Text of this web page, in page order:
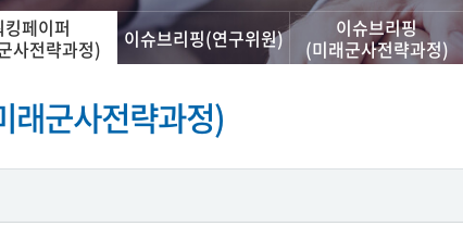
킹페이퍼
사전략과정)
이슈브리핑(연구위원)
이슈브리핑
(미래군사전략과정)
래군사전략과정)